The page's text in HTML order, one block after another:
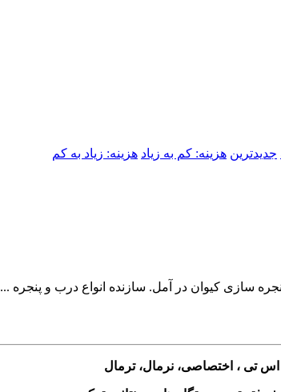
جدیدترین هزینه: کم به زیاد هزینه: زیاد به کم
سازی کیوان در آمل. سازنده انواع درب و پنجره ...
اس تی ، اختصاصی، نرمال، ترمال